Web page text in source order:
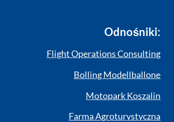
Odnośniki:
Flight Operations Consulting
Bolling Modellballone
Motopark Koszalin
Farma Agroturystyczna